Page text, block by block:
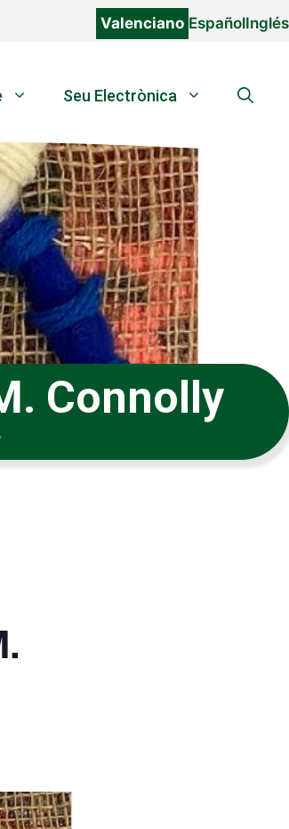
Valenciano EspañolInglés
Seu Electrònica
Connolly